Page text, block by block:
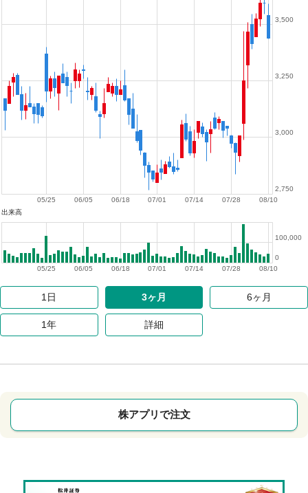
08/10
07/28
07/14
07/01
06/18
06/05
05/25
2,750
3,000
3,250
3,500
出来高
08/10
07/28
07/14
07/01
06/18
06/05
05/25
0
100,000
1日 3ヶ月 6ヶ月
1年 詳細
株アプリで注文